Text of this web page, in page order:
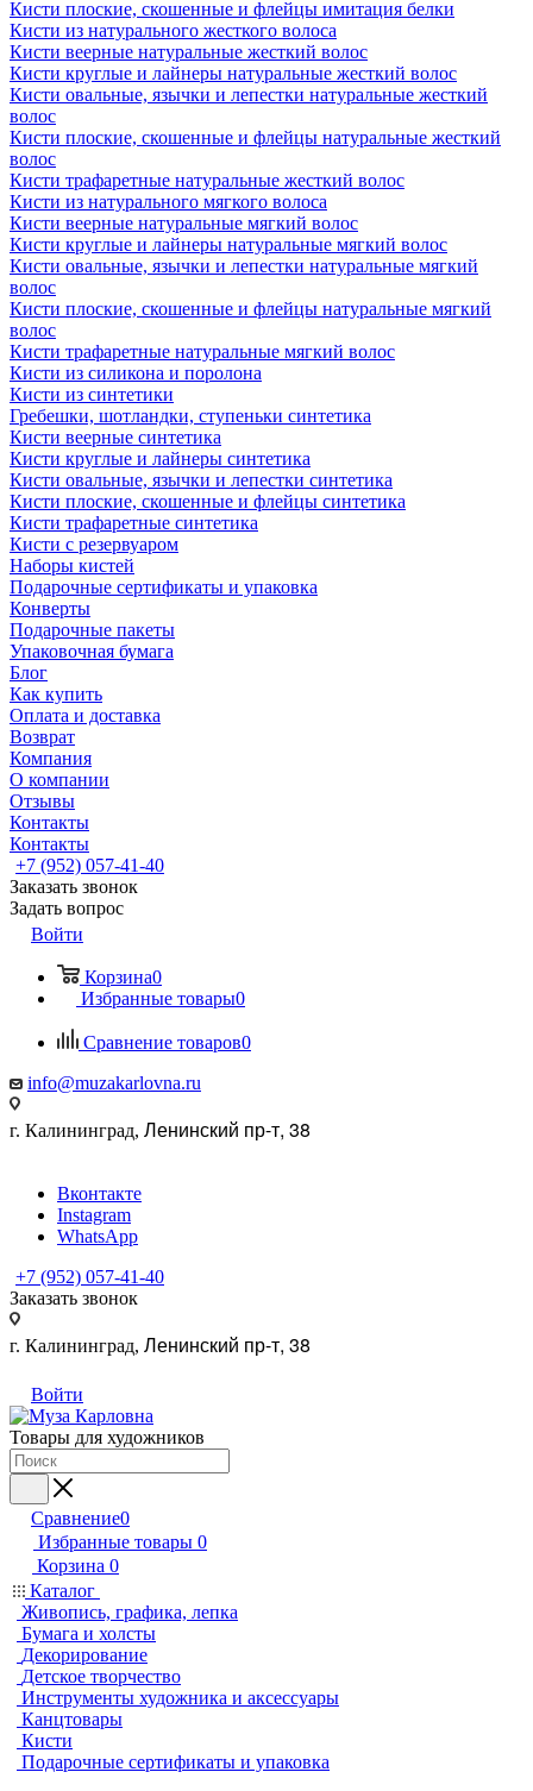
Кисти плоские, скошенные и флейцы имитация белки
Кисти из натурального жесткого волоса
Кисти веерные натуральные жесткий волос
Кисти круглые и лайнеры натуральные жесткий волос
Кисти овальные, язычки и лепестки натуральные жесткий
волос
Кисти плоские, скошенные и флейцы натуральные жесткий
волос
Кисти трафаретные натуральные жесткий волос
Кисти из натурального мягкого волоса
Кисти веерные натуральные мягкий волос
Кисти круглые и лайнеры натуральные мягкий волос
Кисти овальные, язычки и лепестки натуральные мягкий
волос
Кисти плоские, скошенные и флейцы натуральные мягкий
волос
Кисти трафаретные натуральные мягкий волос
Кисти из силикона и поролона
Кисти из синтетики
Гребешки, шотландки, ступеньки синтетика
Кисти веерные синтетика
Кисти круглые и лайнеры синтетика
Кисти овальные, язычки и лепестки синтетика
Кисти плоские, скошенные и флейцы синтетика
Кисти трафаретные синтетика
Кисти с резервуаром
Наборы кистей
Подарочные сертификаты и упаковка
Конверты
Подарочные пакеты
Упаковочная бумага
Блог
Как купить
Оплата и доставка
Возврат
Компания
О компании
Отзывы
Контакты
Контакты
+7 (952) 057-41-40
Заказать звонок
Задать вопрос
Войти
Корзина0
Избранные товары0
Сравнение товаров0
info@muzakarlovna.ru
г. Калининград, Ленинский пр-т, 38
Вконтакте
Instagram
WhatsApp
+7 (952) 057-41-40
Заказать звонок
г. Калининград, Ленинский пр-т, 38
Войти
Товары для художников
Сравнение0
Избранные товары 0
Корзина 0
Каталог
Живопись, графика, лепка
Бумага и холсты
Декорирование
Детское творчество
Инструменты художника и аксессуары
Канцтовары
Кисти
Подарочные сертификаты и упаковка